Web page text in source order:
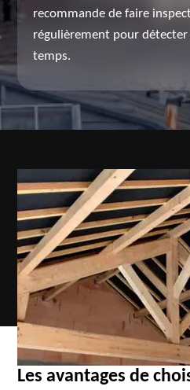
recommande de faire
régulièrement pour détecter
temps.
Les avantages de